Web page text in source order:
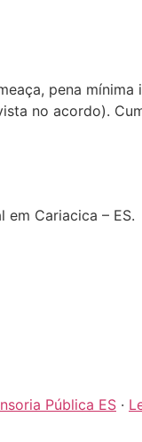
pena
no acordo).
Cariacica – ES.
Pública ES ·